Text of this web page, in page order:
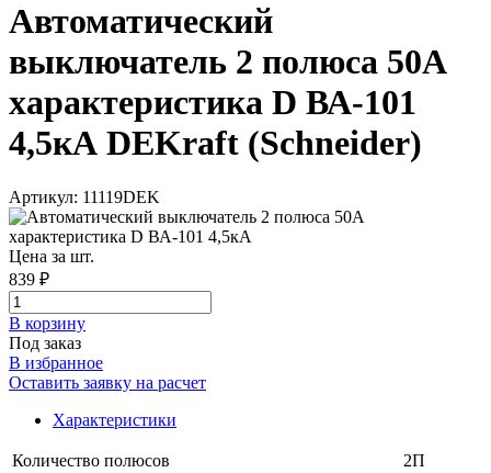
Автоматический
выключатель 2 полюса 50А
характеристика D ВА-101
4,5кА DEKraft (Schneider)
Артикул: 11119DEK
Цена за шт.
839 ₽
В корзинy
Под заказ
В избранное
Оставить заявку на расчет
Характеристики
Количество полюсов
2П